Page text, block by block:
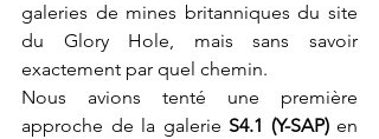
galeries de mines britanniques du site
du Glory Hole, mais sans savoir
exactement par quel chemin.
Nous avions tenté une première
approche de la galerie S4.1 (Y-SAP) en